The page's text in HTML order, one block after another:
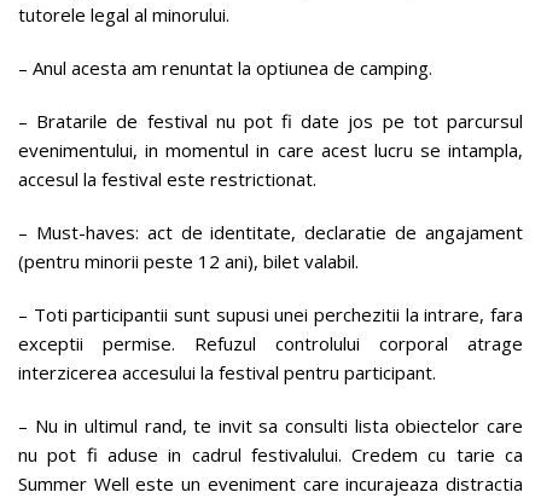
tutorele legal al minorului.
– Anul acesta am renuntat la optiunea de camping.
– Bratarile de festival nu pot fi date jos pe tot parcursul
evenimentului, in momentul in care acest lucru se intampla,
accesul la festival este restrictionat.
– Must-haves: act de identitate, declaratie de angajament
(pentru minorii peste 12 ani), bilet valabil.
– Toti participantii sunt supusi unei perchezitii la intrare, fara
exceptii permise. Refuzul controlului corporal atrage
interzicerea accesului la festival pentru participant.
– Nu in ultimul rand, te invit sa consulti lista obiectelor care
nu pot fi aduse in cadrul festivalului. Credem cu tarie ca
Summer Well este un eveniment care incurajeaza distractia